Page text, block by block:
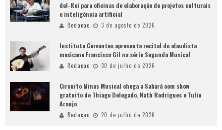
del-Rei para oficinas de elaboração de projetos culturais
e inteligência artificial
Redacao 3 de agosto de 2026
Instituto Cervantes apresenta recital do alaudista
mexicano Francisco Gil na série Segunda Musical
Redacao 30 de julho de 2026
Circuito Minas Musical chega a Sabará com show
gratuito de Thiago Delegado, Nath Rodrigues e Tulio
Araujo
Redacao 20 de julho de 2026